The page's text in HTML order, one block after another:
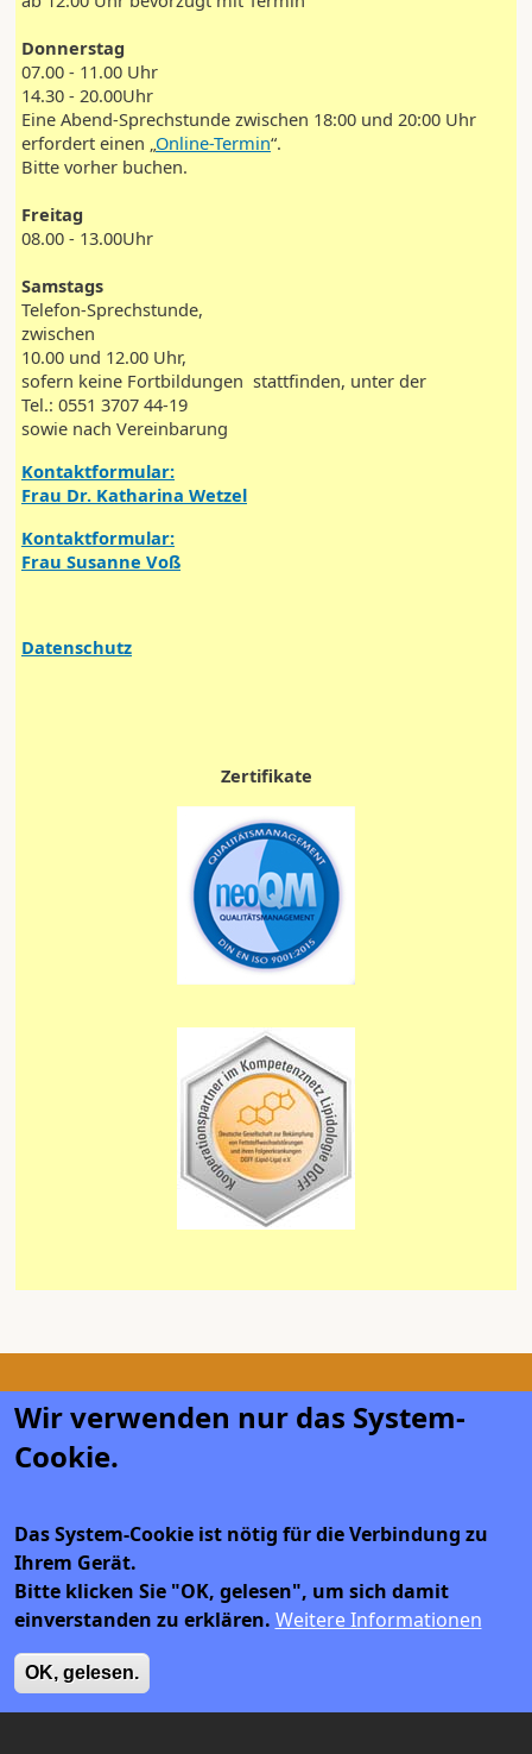
Donnerstag
07.00 - 11.00 Uhr
14.30 - 20.00Uhr
Eine Abend-Sprechstunde zwischen 18:00 und 20:00 Uhr
erfordert einen „Online-Termin“.
Bitte vorher buchen.
Freitag
08.00 - 13.00Uhr
Samstags
Telefon-Sprechstunde,
zwischen
10.00 und 12.00 Uhr,
sofern keine Fortbildungen stattfinden, unter der
Tel.: 0551 3707 44-19
sowie nach Vereinbarung
Kontaktformular:
Frau Dr. Katharina Wetzel
Kontaktformular:
Frau Susanne Voß
Datenschutz
Zertifikate
Datenschutz
Suchen Suchen
Wir verwenden nur das System-
Cookie.
Das System-Cookie ist nötig für die Verbindung zu
Ihrem Gerät.
Bitte klicken Sie "OK, gelesen", um sich damit
einverstanden zu erklären. Weitere Informationen
OK, gelesen.